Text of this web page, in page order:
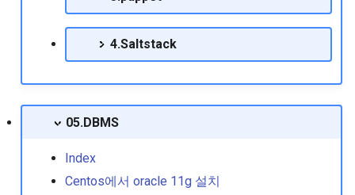
치하는 방법
Gzip으로 압축된 파일 내
기
Lvm 볼륨 확장 및 파일시
postgresSQL 9.2.4 설치
postgresSQL 9.4.26 설치
리
4.Saltstack
05.DBMS
Index
Centos에서 oracle 11g 설치